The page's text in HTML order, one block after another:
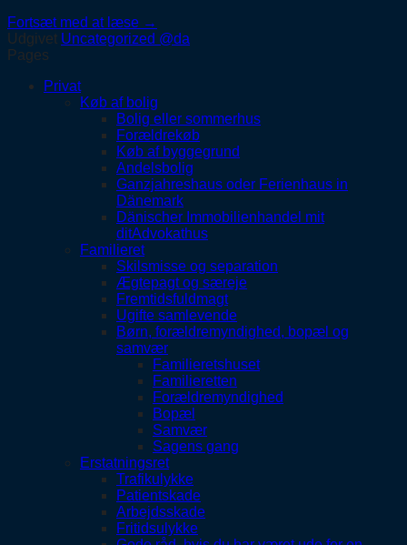
Fortsæt med at læse →
Udgivet Uncategorized @da
Pages
Privat
Køb af bolig
Bolig eller sommerhus
Forældrekøb
Køb af byggegrund
Andelsbolig
Ganzjahreshaus oder Ferienhaus in
Dänemark
Dänischer Immobilienhandel mit
ditAdvokathus
Familieret
Skilsmisse og separation
Ægtepagt og særeje
Fremtidsfuldmagt
Ugifte samlevende
Børn, forældremyndighed, bopæl og
samvær
Familieretshuset
Familieretten
Forældremyndighed
Bopæl
Samvær
Sagens gang
Erstatningsret
Trafikulykke
Patientskade
Arbejdsskade
Fritidsulykke